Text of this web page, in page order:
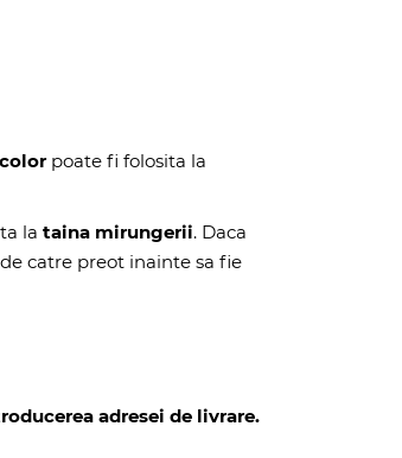
poate fi folosita la
la taina mirungerii. Daca
catre preot inainte sa fie
adresei de livrare.